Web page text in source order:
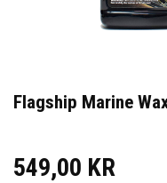
Flagship Marine
549,00 KR